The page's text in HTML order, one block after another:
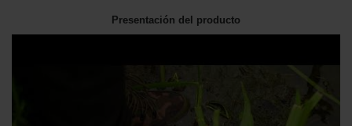
Presentación del producto